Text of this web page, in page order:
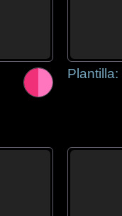
Plantilla: